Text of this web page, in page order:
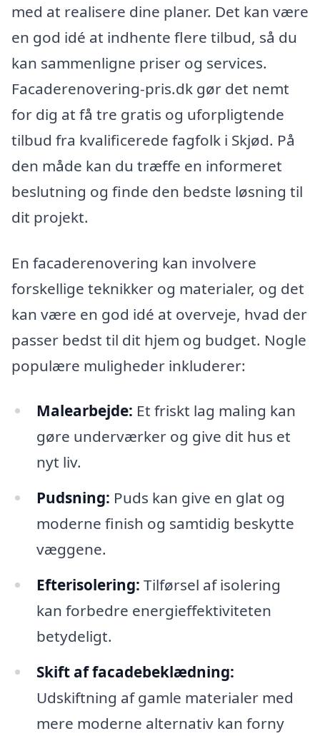
med at realisere dine planer. Det kan være
en god idé at indhente flere tilbud, så du
kan sammenligne priser og services.
Facaderenovering-pris.dk gør det nemt
for dig at få tre gratis og uforpligtende
tilbud fra kvalificerede fagfolk i Skjød. På
den måde kan du træffe en informeret
beslutning og finde den bedste løsning til
dit projekt.
En facaderenovering kan involvere
forskellige teknikker og materialer, og det
kan være en god idé at overveje, hvad der
passer bedst til dit hjem og budget. Nogle
populære muligheder inkluderer:
Malearbejde: Et friskt lag maling kan
gøre underværker og give dit hus et
nyt liv.
Pudsning: Puds kan give en glat og
moderne finish og samtidig beskytte
væggene.
Efterisolering: Tilførsel af isolering
kan forbedre energieffektiviteten
betydeligt.
Skift af facadebeklædning:
Udskiftning af gamle materialer med
mere moderne alternativ kan forny